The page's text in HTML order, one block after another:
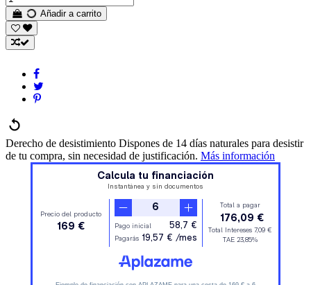
Añadir a carrito
Derecho de desistimiento Dispones de 14 días naturales para desistir
de tu compra, sin necesidad de justificación. Más información